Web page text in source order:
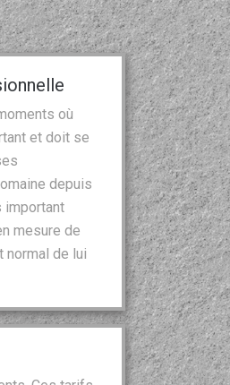
où
et doit se
depuis
important
mesure de
normal de lui